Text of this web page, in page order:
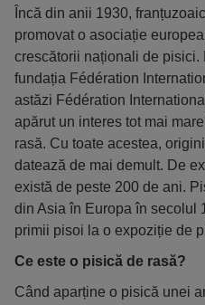
Încă din anii 1930,
promovat o asociație
crescătorii naționali de pisici.
fundația Fédération
astăzi Fédération
apărut un interes tot mai
rasă. Cu toate acestea,
datează de mai demult. De
există de peste 200 de ani.
din Asia în Europa în secolul
primii pisoi la o expoziție de
Ce este o pisică de rasă?
Când aparține o pisică unei